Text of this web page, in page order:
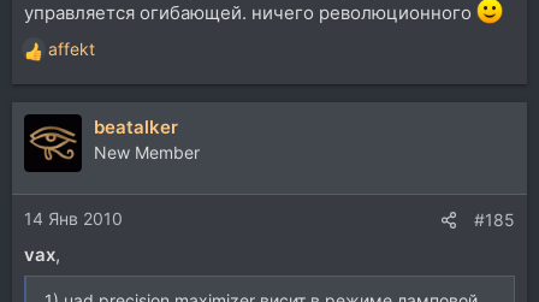
управляется огибающей. ничего революционного
Р
е
а
ц
и
и
:
affekt
beatalker
New Member
14 Янв 2010 #185
vax,